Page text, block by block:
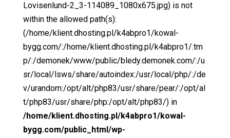
Lovisenlund-2_3-114089_1080x675.jpg) is not
within the allowed path(s):
(/home/klient.dhosting.pl/k4abpro1/kowal-
bygg.com/:/home/klient.dhosting.pl/k4abpro1/.tm
p/:/demonek/www/public/bledy.demonek.com/:/u
sr/local/lsws/share/autoindex:/usr/local/php/:/de
v/urandom:/opt/alt/php83/usr/share/pear/:/opt/al
t/php83/usr/share/php:/opt/alt/php83/) in
/home/klient.dhosting.pl/k4abpro1/kowal-
bygg.com/public_html/wp-